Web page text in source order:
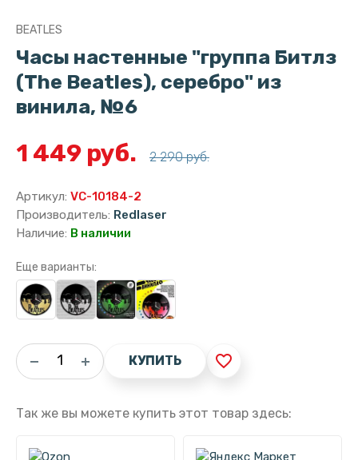
BEATLES
Часы настенные "группа Битлз
(The Beatles), серебро" из
винила, №6
1 449 руб. 2 290 руб.
Артикул: VC-10184-2
Производитель: Redlaser
Наличие: В наличии
Еще варианты:
КУПИТЬ favorite_border
Так же вы можете купить этот товар здесь: